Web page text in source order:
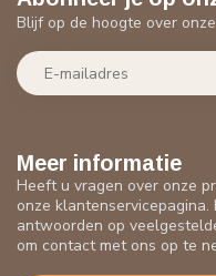
Meer informatie
Heeft u vragen over onze
onze
antwoorden op
om contact met ons op te
Blijf op de hoogte over